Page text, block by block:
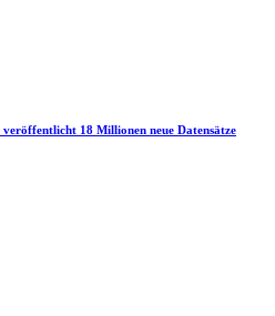
18 Millionen neue Datensätze